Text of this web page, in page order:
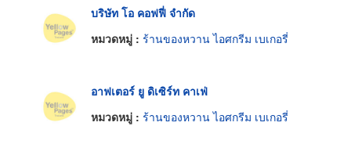
บริษัท โอ คอฟฟี่ จำกัด
หมวดหมู่ : ร้านของหวาน ไอศกรีม เบเกอรี่
อาฟเตอร์ ยู ดิเซิร์ท คาเฟ่
หมวดหมู่ : ร้านของหวาน ไอศกรีม เบเกอรี่